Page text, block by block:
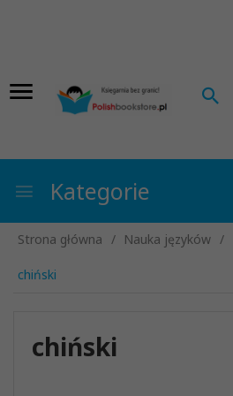
Kategorie
Strona główna Nauka języków
chiński
chiński